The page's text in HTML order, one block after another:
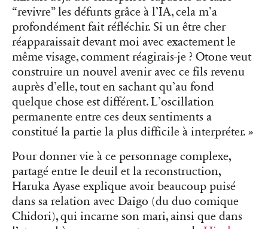
“revivre” les défunts grâce à l’IA, cela m’a
profondément fait réfléchir. Si un être cher
réapparaissait devant moi avec exactement le
même visage, comment réagirais-je ? Otone veut
construire un nouvel avenir avec ce fils revenu
auprès d’elle, tout en sachant qu’au fond
quelque chose est différent. L’oscillation
permanente entre ces deux sentiments a
constitué la partie la plus difficile à interpréter. »
Pour donner vie à ce personnage complexe,
partagé entre le deuil et la reconstruction,
Haruka Ayase explique avoir beaucoup puisé
dans sa relation avec Daigo (du duo comique
Chidori), qui incarne son mari, ainsi que dans